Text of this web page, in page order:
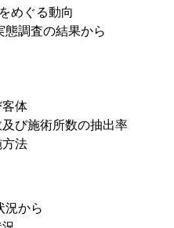
めぐる動向
態調査の結果から
客体
及び施術所数の抽出率
方法
況から